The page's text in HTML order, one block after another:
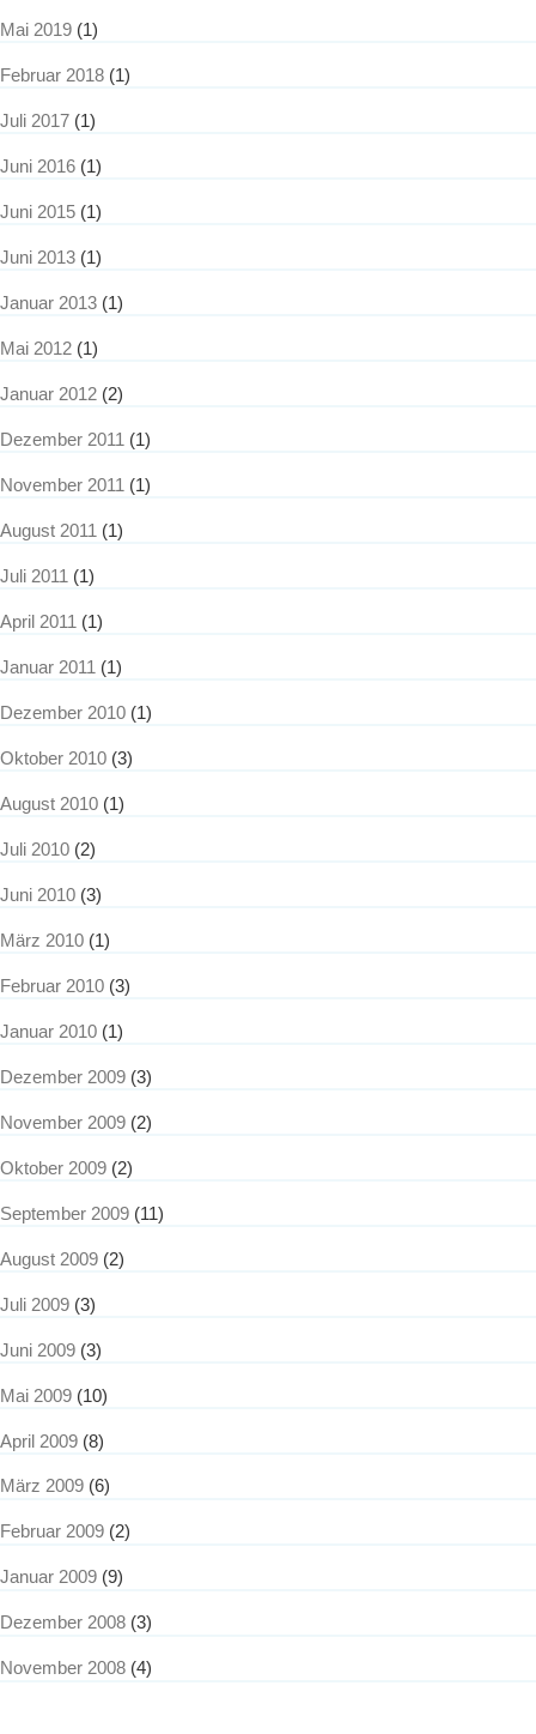
Mai 2019 (1)
Februar 2018 (1)
Juli 2017 (1)
Juni 2016 (1)
Juni 2015 (1)
Juni 2013 (1)
Januar 2013 (1)
Mai 2012 (1)
Januar 2012 (2)
Dezember 2011 (1)
November 2011 (1)
August 2011 (1)
Juli 2011 (1)
April 2011 (1)
Januar 2011 (1)
Dezember 2010 (1)
Oktober 2010 (3)
August 2010 (1)
Juli 2010 (2)
Juni 2010 (3)
März 2010 (1)
Februar 2010 (3)
Januar 2010 (1)
Dezember 2009 (3)
November 2009 (2)
Oktober 2009 (2)
September 2009 (11)
August 2009 (2)
Juli 2009 (3)
Juni 2009 (3)
Mai 2009 (10)
April 2009 (8)
März 2009 (6)
Februar 2009 (2)
Januar 2009 (9)
Dezember 2008 (3)
November 2008 (4)